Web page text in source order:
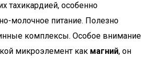
тахикардией, особенно
молочное питание. Полезно
комплексы. Особое внимание
микроэлемент как магний, он